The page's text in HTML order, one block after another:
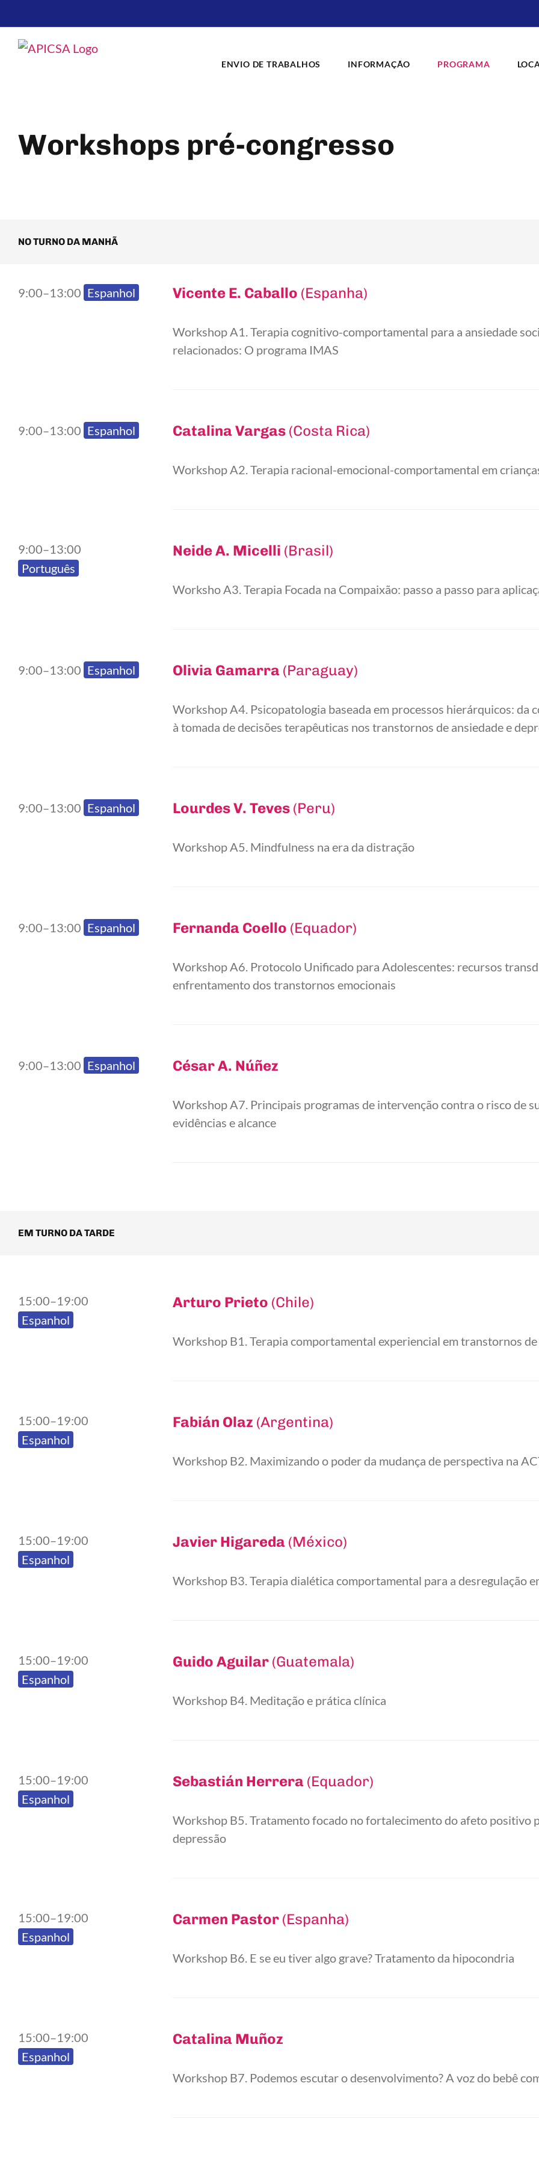
to
content
ENVIO DE TRABALHOS INFORMAÇÃO PROGRAMA
Workshops pré-congresso
NO TURNO DA MANHÃ
9:00–13:00 Espanhol Vicente E. Caballo (Espanha)
Workshop A1. Terapia cognitivo-comportamental para a ansiedade
relacionados: O programa IMAS
9:00–13:00 Espanhol Catalina Vargas(Costa Rica)
Workshop A2. Terapia racional-emocional-comportamental em
9:00–13:00
Português
Neide A. Micelli (Brasil)
Worksho A3. Terapia Focada na Compaixão: passo a passo para
9:00–13:00 Espanhol Olivia Gamarra(Paraguay)
Workshop A4. Psicopatologia baseada em processos hierárquicos: da
à tomada de decisões terapêuticas nos transtornos de ansiedade e
9:00–13:00 Espanhol Lourdes V. Teves(Peru)
Workshop A5. Mindfulness na era da distração
9:00–13:00 Espanhol Fernanda Coello (Equador)
Workshop A6. Protocolo Unificado para Adolescentes: recursos
enfrentamento dos transtornos emocionais
9:00–13:00 Espanhol César A. Núñez
Workshop A7. Principais programas de intervenção contra o risco de
evidências e alcance
EM TURNO DA TARDE
15:00–19:00
Espanhol
Arturo Prieto (Chile)
Workshop B1. Terapia comportamental experiencial em transtornos de
15:00–19:00
Espanhol
Fabián Olaz (Argentina)
Workshop B2. Maximizando o poder da mudança de perspectiva na
15:00–19:00
Espanhol
Javier Higareda(México)
Workshop B3. Terapia dialética comportamental para a desregulação
15:00–19:00
Espanhol
Guido Aguilar(Guatemala)
Workshop B4. Meditação e prática clínica
15:00–19:00
Espanhol
Sebastián Herrera(Equador)
Workshop B5. Tratamento focado no fortalecimento do afeto positivo
depressão
15:00–19:00
Espanhol
Carmen Pastor(Espanha)
Workshop B6. E se eu tiver algo grave? Tratamento da hipocondria
15:00–19:00
Espanhol
Catalina Muñoz
Workshop B7. Podemos escutar o desenvolvimento? A voz do bebê